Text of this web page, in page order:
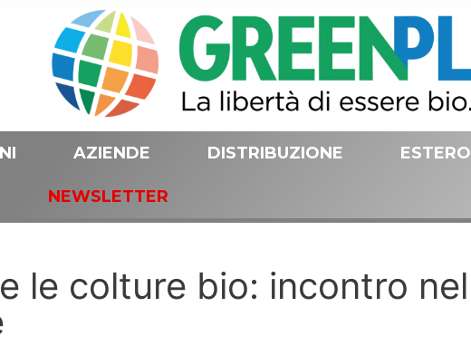
AZIENDE DISTRIBUZIONE ESTERO
NEWSLETTER
le colture bio: incontro nel